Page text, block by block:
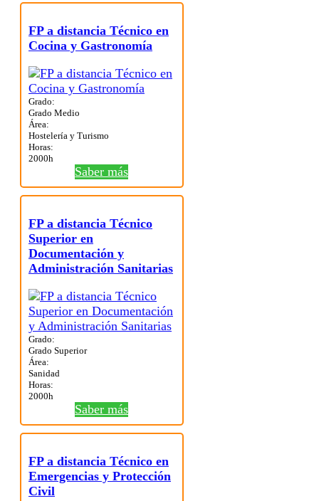
FP a distancia Técnico en
Cocina y Gastronomía
Grado:
Grado Medio
Área:
Hostelería y Turismo
Horas:
2000h
Saber más
FP a distancia Técnico
Superior en
Documentación y
Administración Sanitarias
Grado:
Grado Superior
Área:
Sanidad
Horas:
2000h
Saber más
FP a distancia Técnico en
Emergencias y Protección
Civil